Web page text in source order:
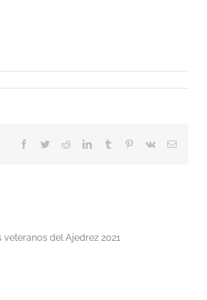
Facebook
TwitterRedditLinkedInTumblr Pinterest
Vk
Correo
del Ajedrez 2021